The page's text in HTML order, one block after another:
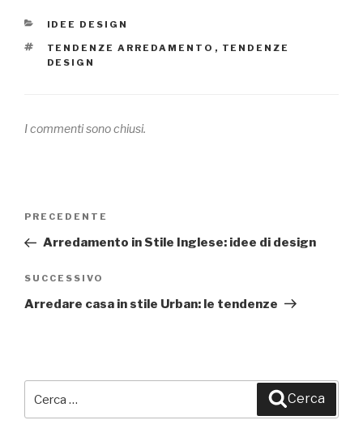
CATEGORIE
IDEE DESIGN
TAG
TENDENZE ARREDAMENTO , TENDENZE
DESIGN
I commenti sono chiusi.
Navigazione
Articolo
precedente:
PRECEDENTE
Arredamento in Stile Inglese: idee di design
Articolo
successivo
SUCCESSIVO
Arredare casa in stile Urban: le tendenze
Cerca